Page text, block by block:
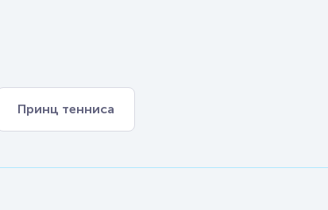
Принц тенниса